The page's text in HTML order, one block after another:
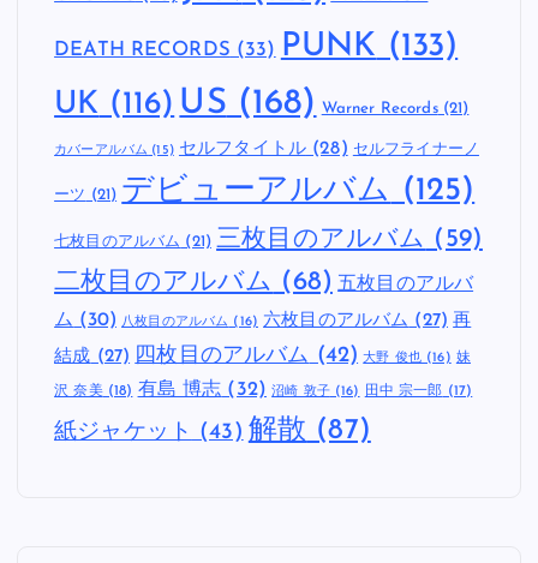
DEATH RECORDS (33) PUNK (133)
UK (116) US (168) Warner Records(21)
カバーアルバム (15) セルフタイトル(28) セルフライナーノ
ーツ (21) デビューアルバム (125)
七枚目のアルバム (21) 三枚目のアルバム (59)
二枚目のアルバム (68) 五枚目のアルバ
ム (30) 八枚目のアルバム (16) 六枚目のアルバム (27) 再
結成 (27) 四枚目のアルバム (42) 大野 俊也(16) 妹
沢 奈美(18) 有島 博志 (32) 沼崎 敦子(16) 田中 宗一郎 (17)
紙ジャケット (43) 解散 (87)